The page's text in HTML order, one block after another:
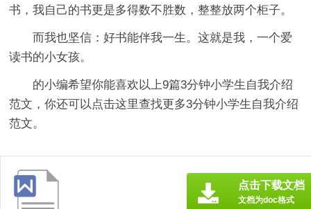
书，我自己的书更是多得数不胜数，整整放两个柜子。
而我也坚信：好书能伴我一生。这就是我，一个爱
读书的小女孩。
的小编希望你能喜欢以上9篇3分钟小学生自我介绍
范文，你还可以点击这里查找更多3分钟小学生自我介绍
范文。
点击下载文档
文档为doc格式